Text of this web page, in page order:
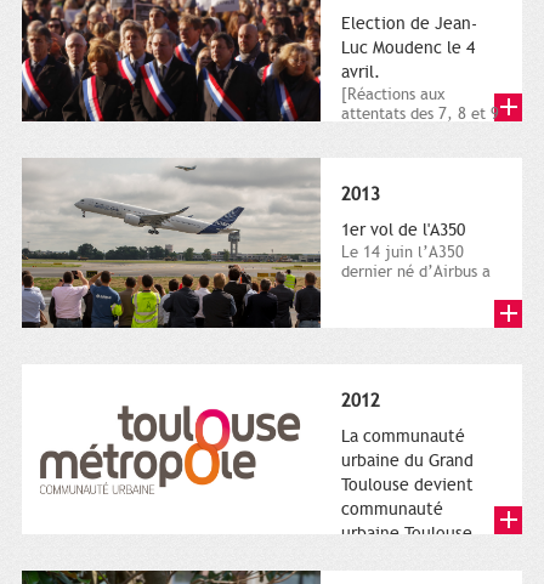
Election de Jean-
Luc Moudenc le 4
avril.
[Réactions aux
attentats des 7, 8 et 9
2013
1er vol de l'A350
Le 14 juin l’A350
dernier né d’Airbus a
2012
La communauté
urbaine du Grand
Toulouse devient
communauté
urbaine Toulouse